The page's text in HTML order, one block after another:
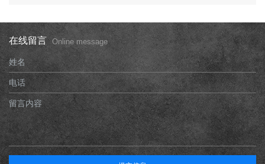
在线留言 Online message
姓名
电话
留言内容